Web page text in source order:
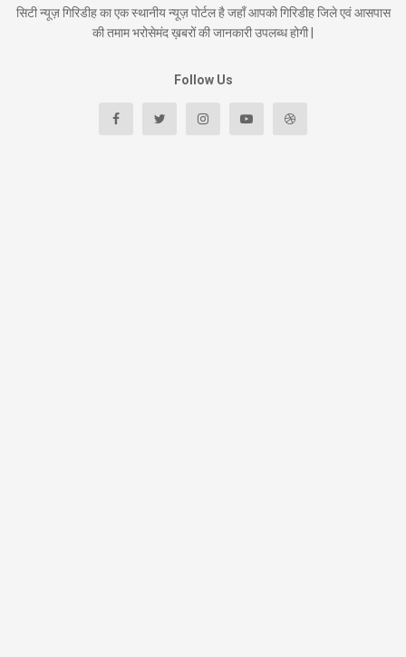
सिटी न्यूज़ गिरिडीह का एक स्थानीय न्यूज़ पोर्टल है जहाँ आपको गिरिडीह जिले एवं आसपास
की तमाम भरोसेमंद ख़बरों की जानकारी उपलब्ध होगी |
Follow Us